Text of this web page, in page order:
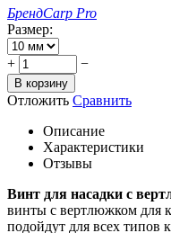
БрендCarp Pro
Размер:
+ −
В корзину
Отложить Сравнить
Описание
Характеристики
Отзывы
Винт для насадки с
винты с вертлюжком для
подойдут для всех типов